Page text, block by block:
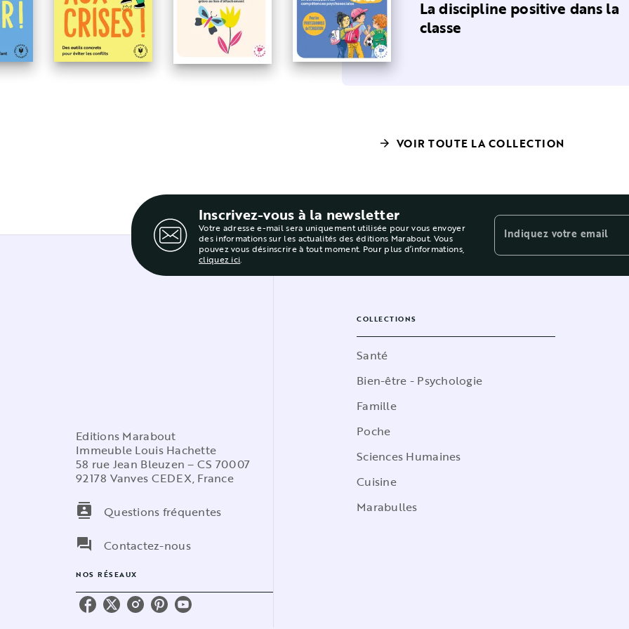
moi qui tu esJe n'ai plus peur ! Stop aux crises !
La sécurité émotionnelle de
l'enfant
La discipline positive dans la
classe
arrow_forward VOIR TOUTE LA COLLECTION
Inscrivez-vous à la newsletter
Votre adresse e-mail sera uniquement utilisée pour vous envoyer
des informations sur les actualités des éditions Marabout. Vous
pouvez vous désinscrire à tout moment. Pour plus d’informations,
cliquez ici.
Indiquez votre email
Editions Marabout
Immeuble Louis Hachette
58 rue Jean Bleuzen – CS 70007
92178 Vanves CEDEX, France
contacts
Questions fréquentes
question_answer
Contactez-nous
NOS RÉSEAUX
COLLECTIONS
Santé
Bien-être - Psychologie
Famille
Poche
Sciences Humaines
Cuisine
Marabulles